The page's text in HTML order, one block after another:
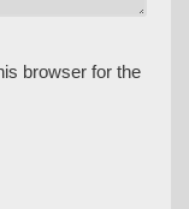
browser for the